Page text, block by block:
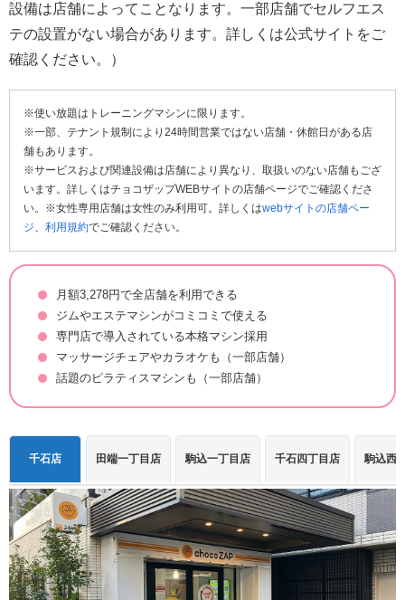
設備は店舗によってことなります。一部店舗でセルフエス
テの設置がない場合があります。詳しくは公式サイトをご
確認ください。）
※使い放題はトレーニングマシンに限ります。
※一部、テナント規制により24時間営業ではない店舗・休館日がある店
舗もあります。
※サービスおよび関連設備は店舗により異なり、取扱いのない店舗もござ
います。詳しくはチョコザップWEBサイトの店舗ページでご確認くださ
い。※女性専用店舗は女性のみ利用可。詳しくはwebサイトの店舗ペー
ジ、 利用規約でご確認ください。
月額3,278円で全店舗を利用できる
ジムやエステマシンがコミコミで使える
専門店で導入されている本格マシン採用
マッサージチェアやカラオケも（一部店舗）
話題のピラティスマシンも（一部店舗）
千石店 田端一丁目店 駒込一丁目店 千石四丁目店 駒込西